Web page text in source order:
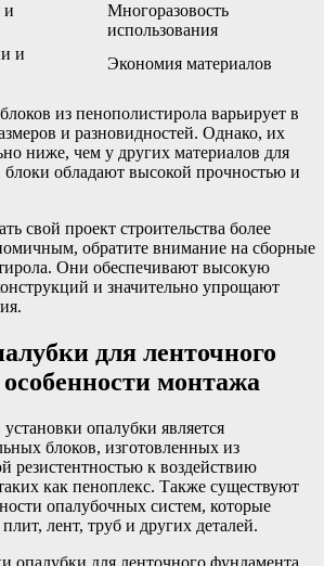
и
Многоразовость
использования
и
Экономия материалов
из пенополистирола варьирует в
и разновидностей. Однако, их
ниже, чем у других материалов для
обладают высокой прочностью и
свой проект строительства более
обратите внимание на сборные
Они обеспечивают высокую
и значительно упрощают
для ленточного
монтажа
опалубки является
блоков, изготовленных из
резистентностью к воздействию
как пеноплекс. Также существуют
опалубочных систем, которые
лент, труб и других деталей.
опалубки для ленточного фундамента